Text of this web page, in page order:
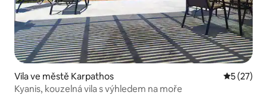
Vila ve městě Karpathos Průměrné
5 (27)
Kyanis, kouzelná vila s výhledem na moře